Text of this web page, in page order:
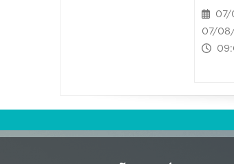
07/
07/